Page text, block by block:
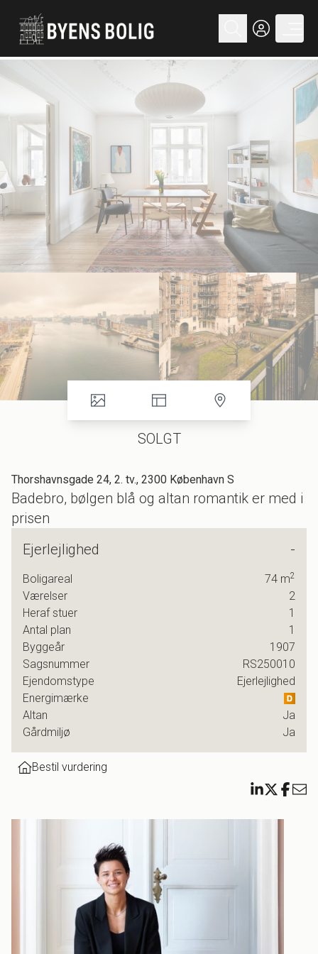
SOLGT
Thorshavnsgade 24, 2. tv., 2300 København S
Badebro, bølgen blå og altan romantik er med i
prisen
Vidunderlige Islands Brygge! Her er havnebad, vanvittig god
stemning og byens puls banker. Her er bare helt fantastisk.
Man kan godt argumentere for, at dette skønne spot på
Københavner-landkortet faktisk er selve hovedstadens
hjerte, hvis man er til lidt af det hele; Vand og luft,
bystemning, tæt på det hele, central beliggenhed hvis man
vil hurtigt til dét, man holder allermest af. Kort sagt: Bor man
på Islands Brygge, bor man lige dér, hvor byen bare
rummer alle hjertets favoritter og livets højdepunkter.
Og på populære Thorshavnsgade ligger denne toplækre,
Og lige for enden af gaden kan I hoppe i bølgen blå. Hvor
Selve den dejlige lejlighed i nummer 24 er lys, rummelig og
smuk med stukdetaljer, der virkelig kræser for øjet. Her bor
man herskabeligt og behageligt. Her er ligeledes ro og
mag, så en god nattesøvn kan vi godt love dig fremover.
Ejerlejlighed -
Boligareal 74 m2
Værelser
2
Heraf stuer
1
Antal plan
1
Byggeår
1907
Sagsnummer
RS250010
Ejendomstype
Ejerlejlighed
Energimærke
Altan
Ja
Gårdmiljø
Ja
Bestil vurdering